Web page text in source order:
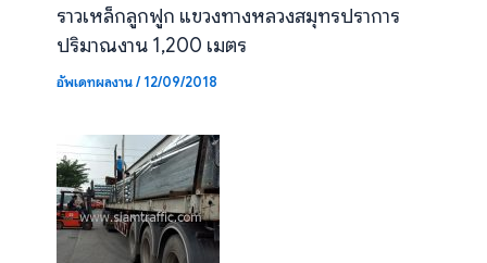
ราวเหล็กลูกฟูก แขวงทางหลวงสมุทรปราการ
ปริมาณงาน 1,200 เมตร
อัพเดทผลงาน/12/09/2018